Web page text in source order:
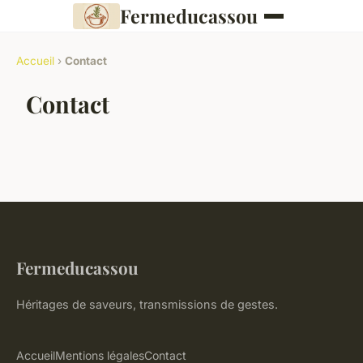
Fermeducassou
Accueil › Contact
Contact
Fermeducassou
Héritages de saveurs, transmissions de gestes.
AccueilMentions légalesContact